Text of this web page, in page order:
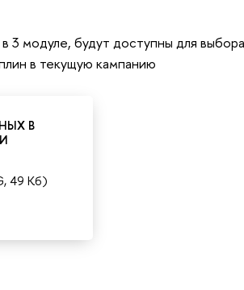
3 модуле, будут доступны для выбора
в текущую кампанию
В
49 Кб)